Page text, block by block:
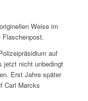
Weise im
Flaschenpost.
auf
jetzt nicht unbedingt
Erst Jahre später
Carl Mørcks